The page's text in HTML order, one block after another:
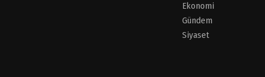
Ekonomi
Gündem
Siyaset